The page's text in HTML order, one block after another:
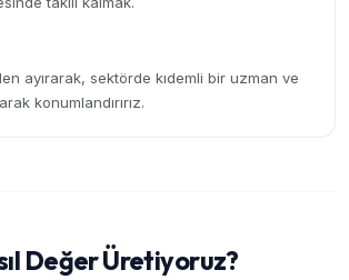
ayırarak, sektörde kıdemli bir uzman ve
konumlandırırız.
Değer Üretiyoruz?